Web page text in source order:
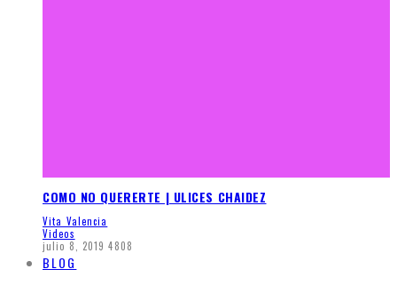
COMO NO QUERERTE | ULICES CHAIDEZ
Vita Valencia
Videos
julio 8, 2019 4808
BLOG